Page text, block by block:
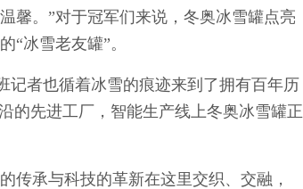
馨。”对于冠军们来说，冬奥冰雪罐点亮
“冰雪老友罐”。
者也循着冰雪的痕迹来到了拥有百年历
的先进工厂，智能生产线上冬奥冰雪罐正
承与科技的革新在这里交织、交融，